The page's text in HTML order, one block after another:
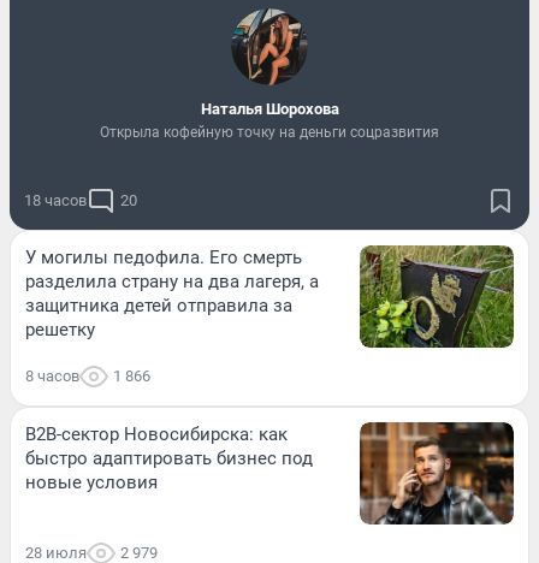
Наталья Шорохова
Открыла кофейную точку на деньги соцразвития
18 часов 20
У могилы педофила. Его смерть
разделила страну на два лагеря, а
защитника детей отправила за
решетку
8 часов 1 866
B2B-сектор Новосибирска: как
быстро адаптировать бизнес под
новые условия
28 июля 2 979